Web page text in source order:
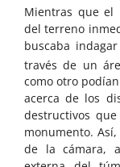
Mientras que el
del terreno
buscaba
través de un
como otro
acerca de los
destructivos
monumento.
de la cámara,